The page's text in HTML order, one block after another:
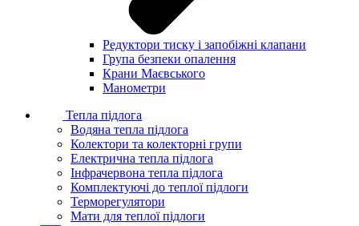
Редуктори тиску і запобіжні клапани
Група безпеки опалення
Крани Маєвського
Манометри
Тепла підлога
Водяна тепла підлога
Колектори та колекторні групи
Електрична тепла підлога
Інфрачервона тепла підлога
Комплектуючі до теплої підлоги
Терморегулятори
Мати для теплої підлоги